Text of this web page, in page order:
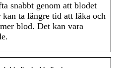
snabbt genom att blodet
ta längre tid att läka och
blod. Det kan vara